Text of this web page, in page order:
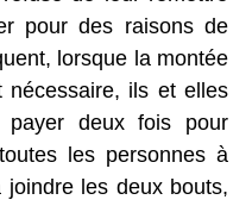
pour des raisons de
lorsque la montée
ils et elles
payer deux fois pour
les personnes à
les deux bouts,